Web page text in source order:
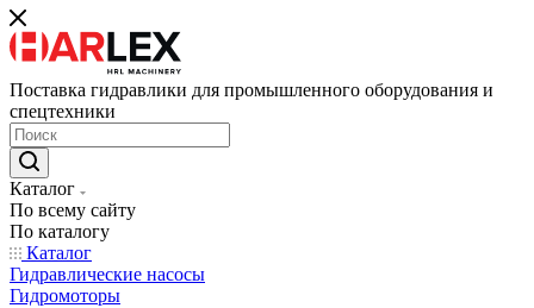
Поставка гидравлики для промышленного оборудования и
спецтехники
Каталог
По всему сайту
По каталогу
Каталог
Гидравлические насосы
Гидромоторы